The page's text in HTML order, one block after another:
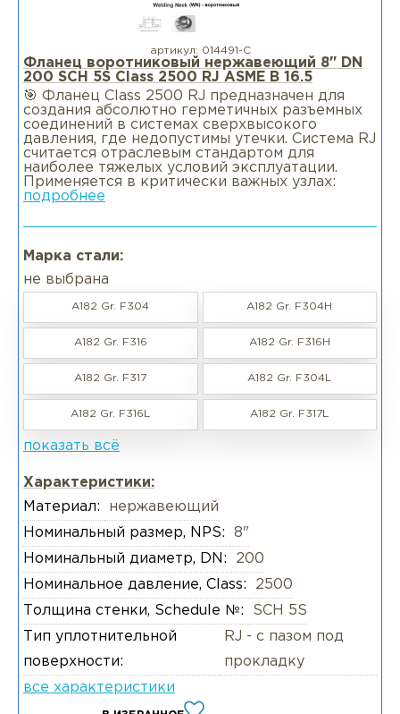
артикул: 014491-С
Фланец воротниковый нержавеющий 8" DN
200 SCH 5S Class 2500 RJ ASME B 16.5
🎯 Фланец Class 2500 RJ предназначен для
создания абсолютно герметичных разъемных
соединений в системах сверхвысокого
давления, где недопустимы утечки. Система RJ
считается отраслевым стандартом для
наиболее тяжелых условий эксплуатации.
Применяется в критически важных узлах:
подробнее
Марка стали:
не выбрана
A182 Gr. F304 A182 Gr. F304H
A182 Gr. F316 A182 Gr. F316H
A182 Gr. F317 A182 Gr. F304L
A182 Gr. F316L A182 Gr. F317L
показать всё
Характеристики:
Материал:
нержавеющий
Номинальный размер, NPS:
8"
Номинальный диаметр, DN:
200
Номинальное давление, Class:
2500
Толщина стенки, Schedule №:
SCH 5S
Тип уплотнительной
поверхности:
RJ - с пазом под
прокладку
все характеристики